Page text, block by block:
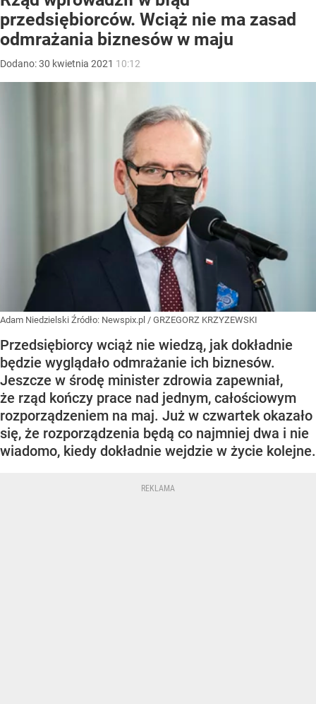
przedsiębiorców. Wciąż nie ma zasad
odmrażania biznesów w maju
Dodano:30 kwietnia 2021 10:12
Adam Niedzielski Źródło: Newspix.pl / GRZEGORZ KRZYZEWSKI
Przedsiębiorcy wciąż nie wiedzą, jak dokładnie
będzie wyglądało odmrażanie ich biznesów.
Jeszcze w środę minister zdrowia zapewniał,
że rząd kończy prace nad jednym, całościowym
rozporządzeniem na maj. Już w czwartek okazało
się, że rozporządzenia będą co najmniej dwa i nie
wiadomo, kiedy dokładnie wejdzie w życie kolejne.